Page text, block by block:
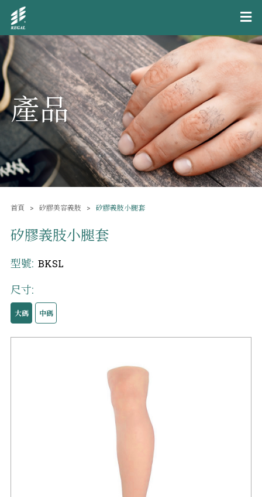
產品
首頁 矽膠美容義肢 矽膠義肢小腿套
矽膠義肢小腿套
型號: BKSL
尺寸:
大碼 中碼